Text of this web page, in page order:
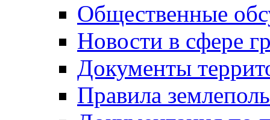
Общественные
Новости в сфере
Документы
Правила